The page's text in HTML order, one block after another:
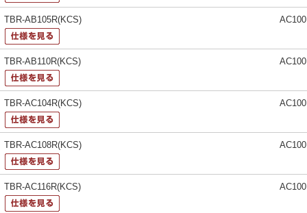
TBR-AB105R(KCS)
TBR-AB110R(KCS)
TBR-AC104R(KCS)
TBR-AC108R(KCS)
TBR-AC116R(KCS)